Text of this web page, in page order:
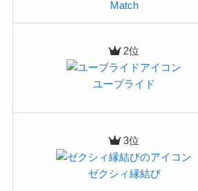
Match
2位
ユーブライド
3位
ゼクシィ縁結び